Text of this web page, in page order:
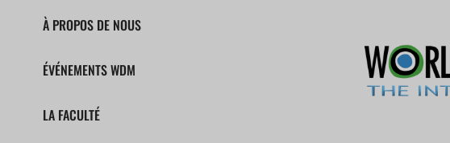
À PROPOS DE NOUS
ÉVÉNEMENTS WDM
LA FACULTÉ